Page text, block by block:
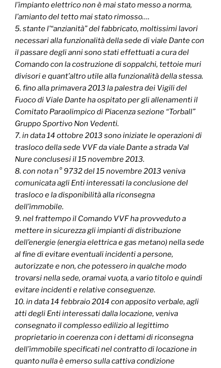
l’impianto elettrico non è mai stato messo a norma,
l’amianto del tetto mai stato rimosso….
5. stante l’“anzianità” del fabbricato, moltissimi lavori
necessari alla funzionalità della sede di viale Dante con
il passare degli anni sono stati effettuati a cura del
Comando con la costruzione di soppalchi, tettoie muri
divisori e quant’altro utile alla funzionalità della stessa.
6. fino alla primavera 2013 la palestra dei Vigili del
Fuoco di Viale Dante ha ospitato per gli allenamenti il
Comitato Paraolimpico di Piacenza sezione “Torball”
Gruppo Sportivo Non Vedenti.
7. in data 14 ottobre 2013 sono iniziate le operazioni di
trasloco della sede VVF da viale Dante a strada Val
Nure conclusesi il 15 novembre 2013.
8. con nota n° 9732 del 15 novembre 2013 veniva
comunicata agli Enti interessati la conclusione del
trasloco e la disponibilità alla riconsegna
dell’immobile.
9. nel frattempo il Comando VVF ha provveduto a
mettere in sicurezza gli impianti di distribuzione
dell’energie (energia elettrica e gas metano) nella sede
al fine di evitare eventuali incidenti a persone,
autorizzate e non, che potessero in qualche modo
trovarsi nella sede, oramai vuota, a vario titolo e quindi
evitare incidenti e relative conseguenze.
10. in data 14 febbraio 2014 con apposito verbale, agli
atti degli Enti interessati dalla locazione, veniva
consegnato il complesso edilizio al legittimo
proprietario in coerenza con i dettami di riconsegna
dell’immobile specificati nel contratto di locazione in
quanto nulla è emerso sulla cattiva condizione